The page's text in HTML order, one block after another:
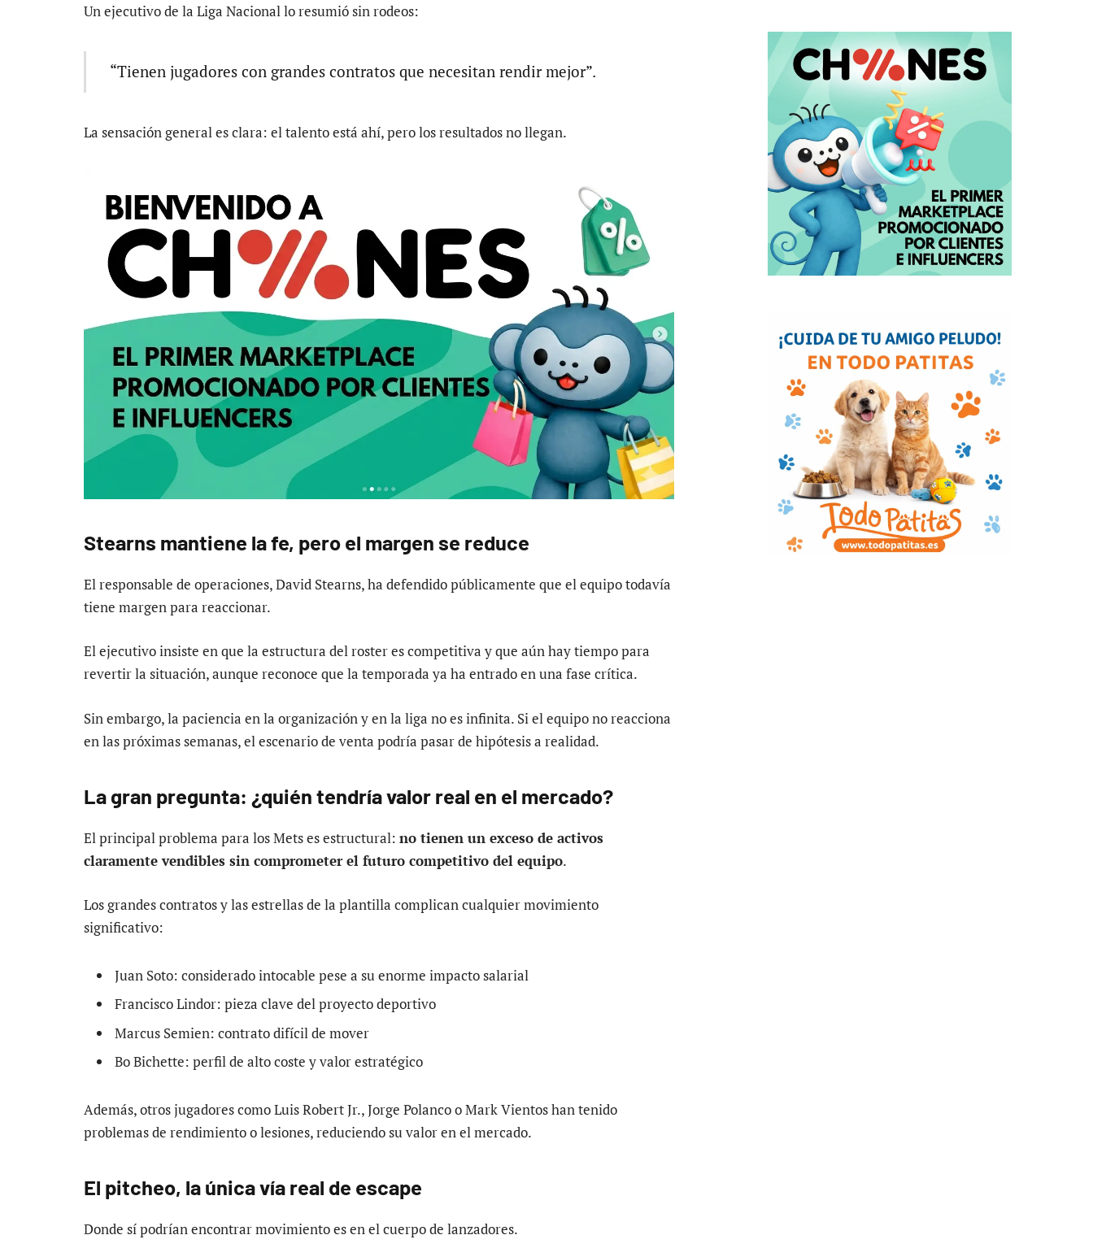
Un ejecutivo de la Liga Nacional lo resumió sin rodeos:
“Tienen jugadores con grandes contratos que necesitan rendir mejor”.
La sensación general es clara: el talento está ahí, pero los resultados no llegan.
Stearns mantiene la fe, pero el margen se reduce
El responsable de operaciones, David Stearns, ha defendido públicamente que el equipo todavía
tiene margen para reaccionar.
El ejecutivo insiste en que la estructura del roster es competitiva y que aún hay tiempo para
revertir la situación, aunque reconoce que la temporada ya ha entrado en una fase crítica.
Sin embargo, la paciencia en la organización y en la liga no es infinita. Si el equipo no reacciona
en las próximas semanas, el escenario de venta podría pasar de hipótesis a realidad.
La gran pregunta: ¿quién tendría valor real en el mercado?
El principal problema para los Mets es estructural: no tienen un exceso de activos
claramente vendibles sin comprometer el futuro competitivo del equipo.
Los grandes contratos y las estrellas de la plantilla complican cualquier movimiento
significativo:
Juan Soto: considerado intocable pese a su enorme impacto salarial
Francisco Lindor: pieza clave del proyecto deportivo
Marcus Semien: contrato difícil de mover
Bo Bichette: perfil de alto coste y valor estratégico
Además, otros jugadores como Luis Robert Jr., Jorge Polanco o Mark Vientos han tenido
problemas de rendimiento o lesiones, reduciendo su valor en el mercado.
El pitcheo, la única vía real de escape
Donde sí podrían encontrar movimiento es en el cuerpo de lanzadores.